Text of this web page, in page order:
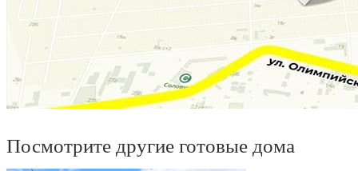
Посмотрите другие готовые дома